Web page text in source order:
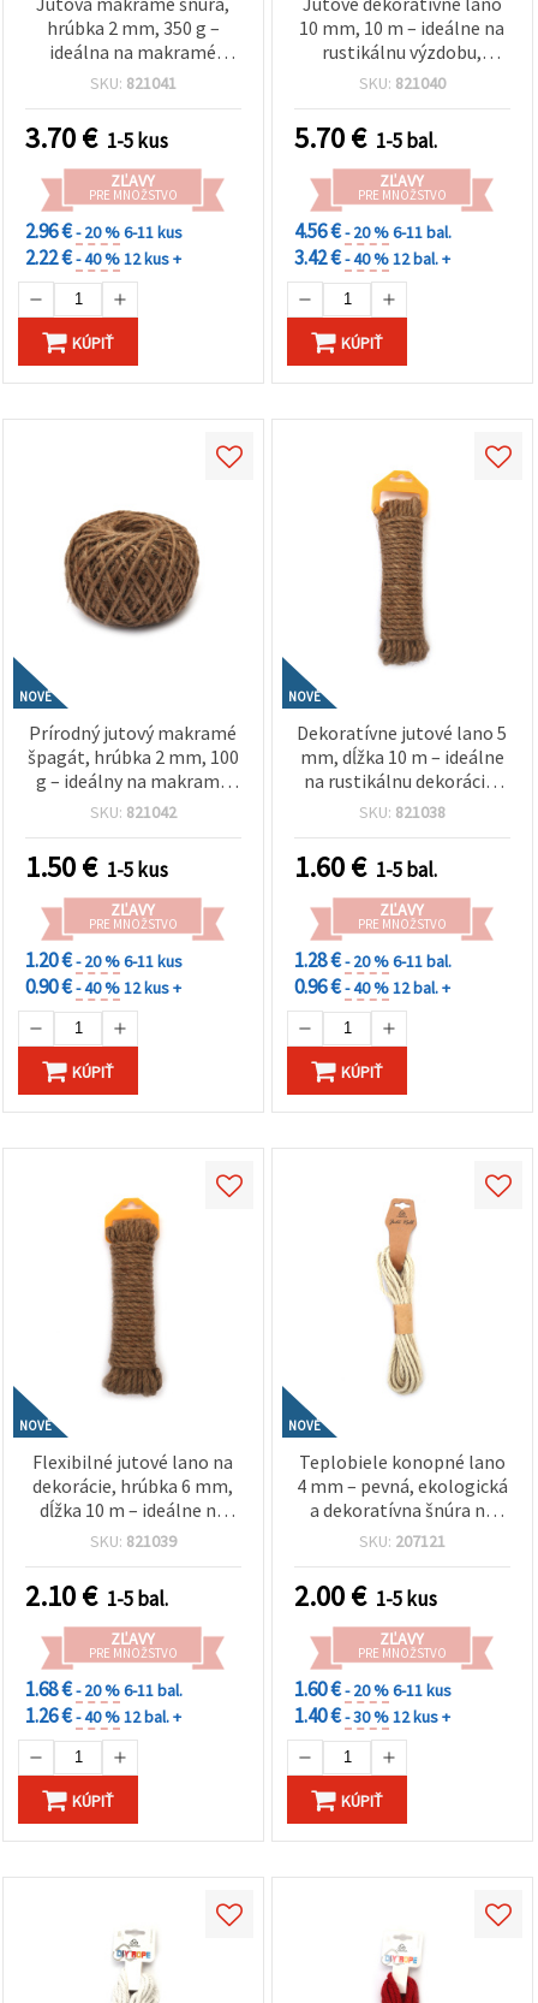
kliknutím
na tlačidlo
"Uložiť"
všetko
Nastavenia
hrúbka 2 mm, 350 g –
ideálna na makramé
projekty, dekorácie a
SKU: 821041
3.70€ 1-5 kus
ZĽAVY
PRE MNOŽSTVO
2.96 €- 20 %6-11 kus
2.22 €- 40 %12 kus +
KÚPIŤ
10 mm, 10 m – ideálne na
rustikálnu výzdobu,
kreatívne tvorenie,
SKU: 821040
5.70€ 1-5 bal.
ZĽAVY
PRE MNOŽSTVO
4.56 €- 20 %6-11 bal.
3.42 €- 40 %12 bal. +
KÚPIŤ
NOVÉ
Prírodný jutový makramé
špagát, hrúbka 2 mm, 100
g – ideálny na makramé
projekty, dekoratívne
SKU: 821042
1.50€ 1-5 kus
ZĽAVY
PRE MNOŽSTVO
1.20 €- 20 %6-11 kus
0.90 €- 40 %12 kus +
KÚPIŤ
NOVÉ
Dekoratívne jutové lano 5
mm, dĺžka 10 m – ideálne
na rustikálnu dekoráciu,
tvorenie, kreatívne hobby
SKU: 821038
1.60€ 1-5 bal.
ZĽAVY
PRE MNOŽSTVO
1.28 €- 20 %6-11 bal.
0.96 €- 40 %12 bal. +
KÚPIŤ
NOVÉ
Flexibilné jutové lano na
dekorácie, hrúbka 6 mm,
dĺžka 10 m – ideálne na
rustikálnu výzdobu,
SKU: 821039
2.10€ 1-5 bal.
ZĽAVY
PRE MNOŽSTVO
1.68 €- 20 %6-11 bal.
1.26 €- 40 %12 bal. +
KÚPIŤ
NOVÉ
Teplobiele konopné lano
4 mm – pevná, ekologická
a dekoratívna šnúra na
tvorenie, cca 5 m rolka
SKU: 207121
2.00€ 1-5 kus
ZĽAVY
PRE MNOŽSTVO
1.60 €- 20 %6-11 kus
1.40 €- 30 %12 kus +
KÚPIŤ